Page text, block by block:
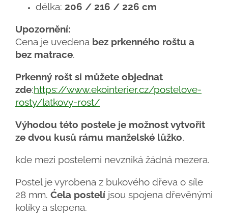
délka: 206 / 216 / 226 cm
Upozornění:
Cena je uvedena bez prkenného roštu a
bez matrace.
Prkenný rošt si můžete objednat
zde:https://www.ekointerier.cz/postelove-
rosty/latkovy-rost/
Výhodou této postele je možnost vytvořit
ze dvou kusů rámu manželské lůžko,
kde mezi postelemi nevzniká žádná mezera.
Postel je vyrobena z bukového dřeva o síle
28 mm. Ćela postelí jsou spojena dřevěnými
kolíky a slepena.